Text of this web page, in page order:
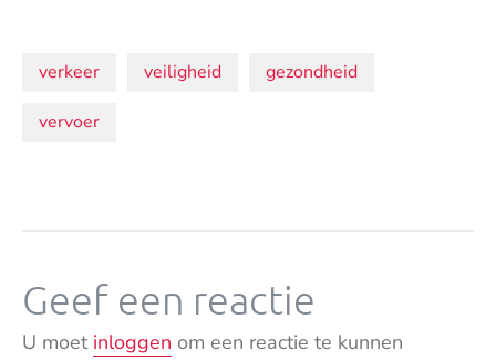
Onderwerpen:
verkeer veiligheid gezondheid
vervoer
Geef een reactie
U moet inloggen om een reactie te kunnen